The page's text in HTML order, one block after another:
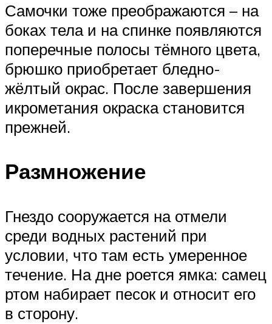
Самочки тоже преображаются – на
боках тела и на спинке появляются
поперечные полосы тёмного цвета,
брюшко приобретает бледно-
жёлтый окрас. После завершения
икрометания окраска становится
прежней.
Размножение
Гнездо сооружается на отмели
среди водных растений при
условии, что там есть умеренное
течение. На дне роется ямка: самец
ртом набирает песок и относит его
в сторону.